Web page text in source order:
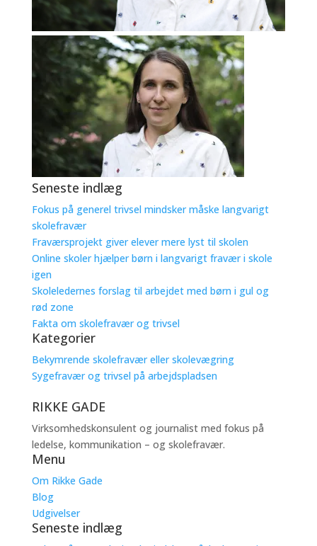
Seneste indlæg
Fokus på generel trivsel mindsker måske langvarigt
skolefravær
Fraværsprojekt giver elever mere lyst til skolen
Online skoler hjælper børn i langvarigt fravær i skole
igen
Skoleledernes forslag til arbejdet med børn i gul og
rød zone
Fakta om skolefravær og trivsel
Kategorier
Bekymrende skolefravær eller skolevægring
Sygefravær og trivsel på arbejdspladsen
RIKKE GADE
Virksomhedskonsulent og journalist med fokus på
ledelse, kommunikation – og skolefravær.
Menu
Om Rikke Gade
Blog
Udgivelser
Seneste indlæg